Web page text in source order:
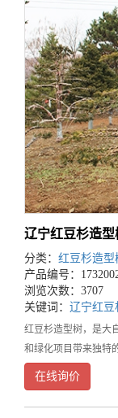
辽宁红豆杉造型
分类： 红豆杉造型
产品编号：
浏览次数：3707
关键词： 辽宁红豆
红豆杉造型树，是大
和绿化项目带来独特
经过了第四纪冰川遗
强地生存下来，承载
在线询价